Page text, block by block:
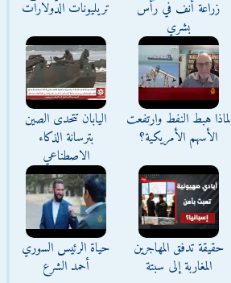
زراعة أنف في رأس
بشري
تريليونات الدولارات
لماذا هبط النفط وارتفعت
الأسهم الأمريكية؟
اليابان تتحدى الصين
بترسانة الذكاء
الاصطناعي
حقيقة تدفق المهاجرين
المغاربة إلى سبتة
حياة الرئيس السوري
أحمد الشرع